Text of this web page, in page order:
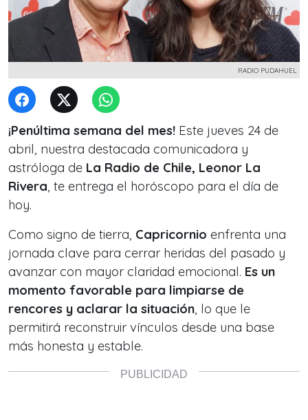
RADIO PUDAHUEL
¡Penúltima semana del mes! Este jueves 24 de
abril, nuestra destacada comunicadora y
astróloga de La Radio de Chile, Leonor La
Rivera, te entrega el horóscopo para el día de
hoy.
Como signo de tierra, Capricornio enfrenta una
jornada clave para cerrar heridas del pasado y
avanzar con mayor claridad emocional. Es un
momento favorable para limpiarse de
rencores y aclarar la situación, lo que le
permitirá reconstruir vínculos desde una base
más honesta y estable.